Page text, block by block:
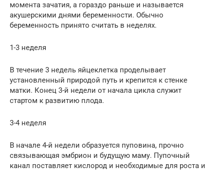
момента зачатия, а гораздо раньше и называется
акушерскими днями беременности. Обычно
беременность принято считать в неделях.
1-3 неделя
В течение 3 недель яйцеклетка проделывает
установленный природой путь и крепится к стенке
матки. Конец 3-й недели от начала цикла служит
стартом к развитию плода.
3-4 неделя
В начале 4-й недели образуется пуповина, прочно
связывающая эмбрион и будущую маму. Пупочный
канал поставляет кислород и необходимые для роста и